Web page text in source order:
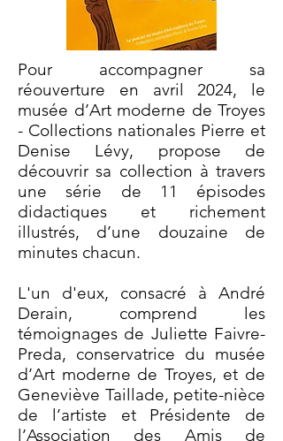
Pour accompagner sa
réouverture en avril 2024, le
musée d’Art moderne de Troyes
- Collections nationales Pierre et
Denise Lévy, propose de
découvrir sa collection à travers
une série de 11 épisodes
didactiques et richement
illustrés, d’une douzaine de
minutes chacun.
L'un d'eux, consacré à André
Derain, comprend les
témoignages de Juliette Faivre-
Preda, conservatrice du musée
d’Art moderne de Troyes, et de
Geneviève Taillade, petite-nièce
de l’artiste et Présidente de
l’Association des Amis de